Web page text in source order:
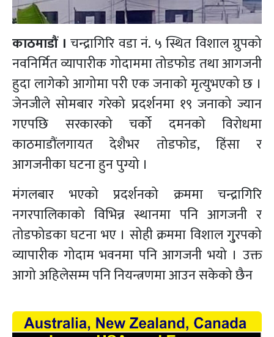
काठमाडौं । चन्द्रागिरि वडा नं. ५ स्थित विशाल ग्रुपको
नवनिर्मित व्यापारीक गोदाममा तोडफोड तथा आगजनी
हुदा लागेको आगोमा परी एक जनाको मृत्युभएको छ ।
जेनजीले सोमबार गरेको प्रदर्शनमा १९ जनाको ज्यान
गएपछि सरकारको चर्को दमनको विरोधमा
काठमाडौंलगायत देशैभर तोडफोड, हिंसा र
आगजनीका घटना हुन पुग्यो ।
मंगलबार भएको प्रदर्शनको क्रममा चन्द्रागिरि
नगरपालिकाको विभिन्न स्थानमा पनि आगजनी र
तोडफोडका घटना भए । सोही क्रममा विशाल गु्रपको
व्यापारीक गोदाम भवनमा पनि आगजनी भयो । उक्त
आगो अहिलेसम्म पनि नियन्त्रणमा आउन सकेको छैन